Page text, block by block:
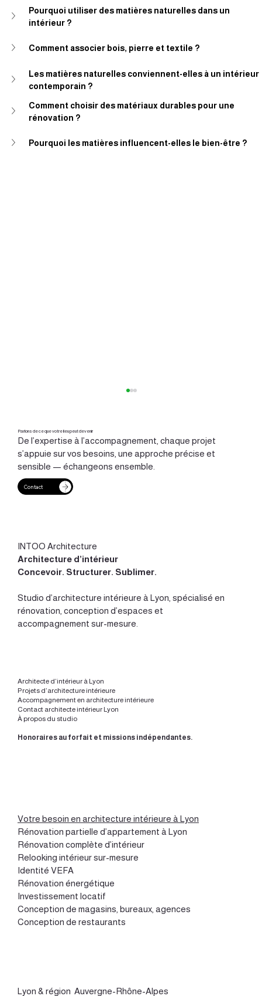
Parlons de ce que votre lieu peut devenir
De l’expertise à l’accompagnement, chaque projet
s’appuie sur vos besoins, une approche précise et
sensible — échangeons ensemble.
Contact
Pourquoi utiliser des matières naturelles dans un
intérieur ?
Comment associer bois, pierre et textile ?
Les matières naturelles conviennent-elles à un intérieur
contemporain ?
Comment choisir des matériaux durables pour une
rénovation ?
Pourquoi les matières influencent-elles le bien-être ?
concevoir un intérieur
INTOO Architecture
Architecture d’intérieur
Concevoir. Structurer. Sublimer.
Studio d’architecture intérieure à Lyon , spécialisé en
rénovation, conception d’espaces et
accompagnement sur-mesure.
Architecte d’intérieur à Lyon
Projets d’architecture intérieure
Accompagnement en architecture intérieure
Contact architecte intérieur Lyon
À propos du studio
Honoraires au forfait et missions indépendantes.
Votre besoin en architecture intérieure à Lyon
Rénovation partielle d’appartement à Lyon
Rénovation complète d’intérieur
Relooking intérieur sur-mesure
Identité VEFA
Rénovation énergétique
Investissement locatif
Conception de magasins, bureaux, agences
Conception de restaurants
Lyon & région Auvergne-Rhône-Alpes